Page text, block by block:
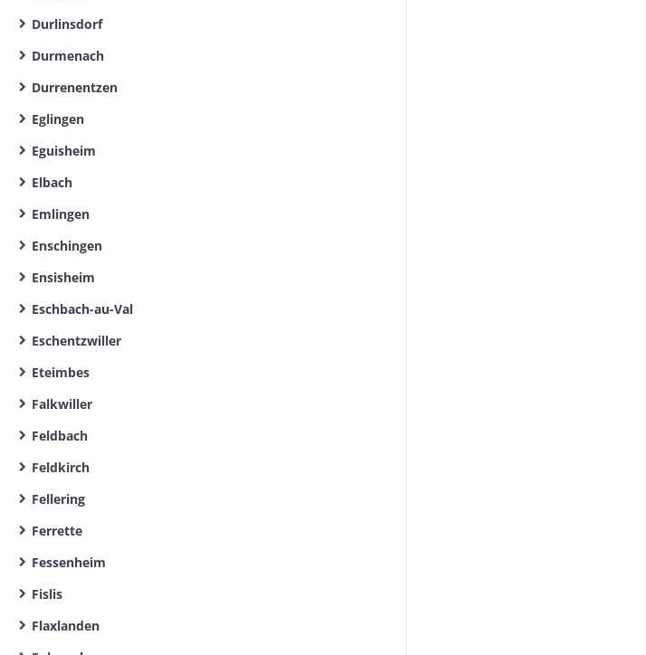
Durlinsdorf
Durmenach
Durrenentzen
Eglingen
Eguisheim
Elbach
Emlingen
Enschingen
Ensisheim
Eschbach-au-Val
Eschentzwiller
Eteimbes
Falkwiller
Feldbach
Feldkirch
Fellering
Ferrette
Fessenheim
Fislis
Flaxlanden